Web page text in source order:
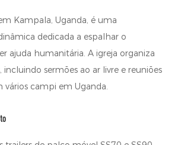
Kampala, Uganda, é uma
dedicada a espalhar o
ajuda humanitária. A igreja organiza
incluindo sermões ao ar livre e reuniões
vários campi em Uganda.